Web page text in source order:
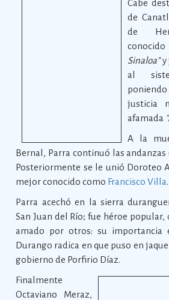
Cabe
de
de
conocido
Sinaloa"y
al
justicia
afamada
A la
Bernal, Parra continuó las andanzas
Posteriormente se le unió Doroteo
mejor conocido como Francisco Villa.
Parra acechó en la sierra
San Juan del Río; fue héroe
amado por otros: su importancia
Durango radica en que puso en
gobierno de Porfirio Díaz.
Finalmente
Octaviano Meraz,